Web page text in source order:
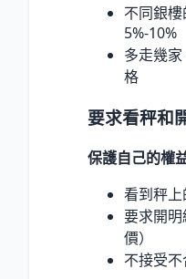
不同銀
5%-10%
多走幾
格
要求看秤和
保護自己的權
看到秤
要求開
價）
不接受